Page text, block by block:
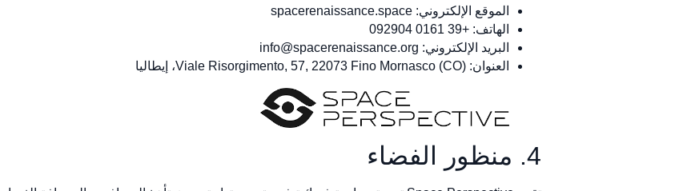
الموقع الإلكتروني: spacerenaissance.space
الهاتف: +39 0161 092904
البريد الإلكتروني: info@spacerenaissance.org
العنوان: Viale Risorgimento, 57, 22073 Fino Mornasco (CO)، إيطاليا
4. منظور الفضاء